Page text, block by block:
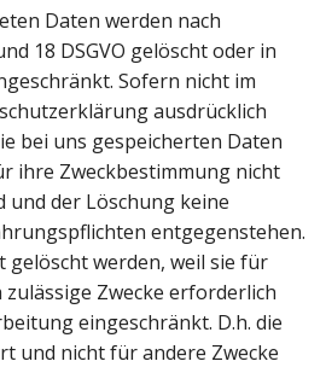
Daten werden nach
18 DSGVO gelöscht oder in
Sofern nicht im
ausdrücklich
bei uns gespeicherten Daten
ihre Zweckbestimmung nicht
der Löschung keine
entgegenstehen.
gelöscht werden, weil sie für
Zwecke erforderlich
eingeschränkt. D.h. die
und nicht für andere Zwecke